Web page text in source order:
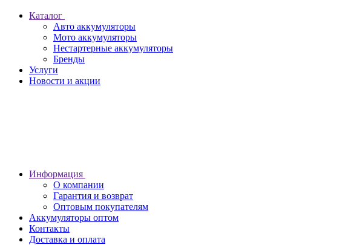
Каталог
Авто аккумуляторы
Мото аккумуляторы
Нестартерные аккумуляторы
Бренды
Услуги
Новости и акции
Информация
О компании
Гарантия и возврат
Оптовым покупателям
Аккумуляторы оптом
Контакты
Доставка и оплата